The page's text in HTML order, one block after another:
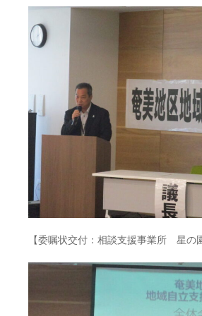
【委嘱状交付：相談支援事業所 星の